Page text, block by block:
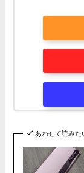
あわせて読みた